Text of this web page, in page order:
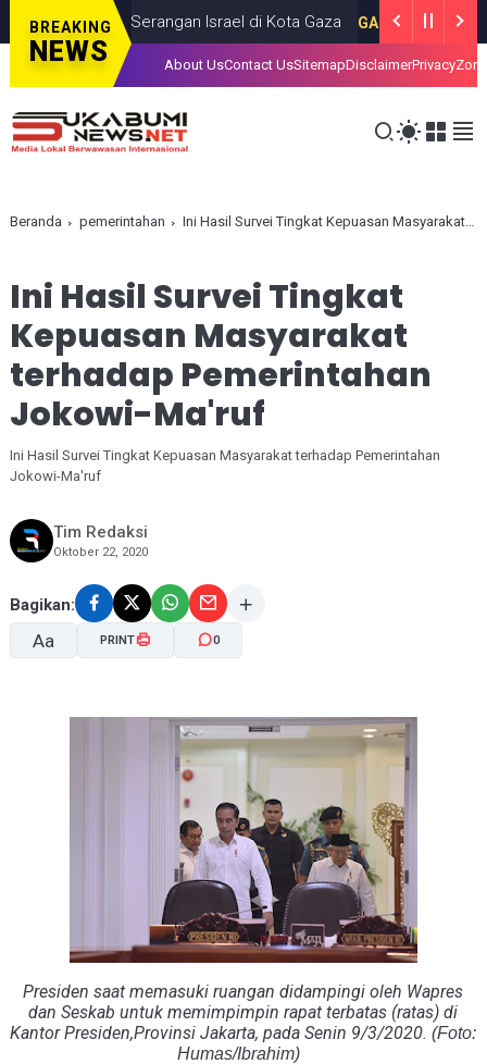
BREAKING
NEWS
dalam Serangan Israel di Kota Gaza GAZA JULY 19, 2026
About UsContact UsSitemapDisclaimerPrivacy
Beranda pemerintahan Ini Hasil Survei Tingkat Kepuasan Masyarakat terhadap Pemerintahan Jokowi-Ma'ruf
Ini Hasil Survei Tingkat
Kepuasan Masyarakat
terhadap Pemerintahan
Jokowi-Ma'ruf
Ini Hasil Survei Tingkat Kepuasan Masyarakat terhadap Pemerintahan
Jokowi-Ma'ruf
Tim Redaksi
Oktober 22, 2020
Bagikan:
Aa
A+
PRINT 0
Presiden saat memasuki ruangan didampingi oleh Wapres
dan Seskab untuk memimpimpin rapat terbatas (ratas) di
Kantor Presiden,Provinsi Jakarta, pada Senin 9/3/2020.(Foto:
Humas/Ibrahim)